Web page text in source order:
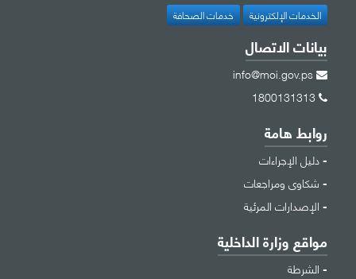
الخدمات الإلكترونية خدمات الصحافة
بيانات الاتصال
info@moi.gov.ps
روابط هامة
دليل الإجراءات
شكاوى ومراجعات
الإصدارات المرئية
مواقع وزارة الداخلية
الشرطة